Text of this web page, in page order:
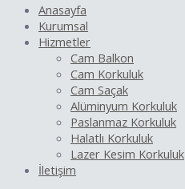
Anasayfa
Kurumsal
Hizmetler
Cam Balkon
Cam Korkuluk
Cam Saçak
Alüminyum Korkuluk
Paslanmaz Korkuluk
Halatlı Korkuluk
Lazer Kesim Korkuluk
İletişim